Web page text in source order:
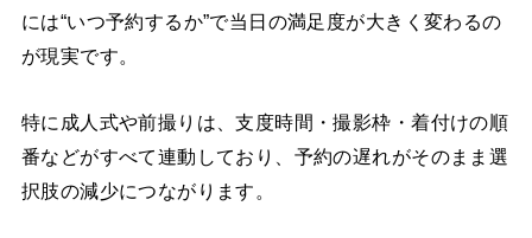
には“いつ予約するか”で当日の満足度が大きく変わるの
が現実です。
特に成人式や前撮りは、支度時間・撮影枠・着付けの順
番などがすべて連動しており、予約の遅れがそのまま選
択肢の減少につながります。